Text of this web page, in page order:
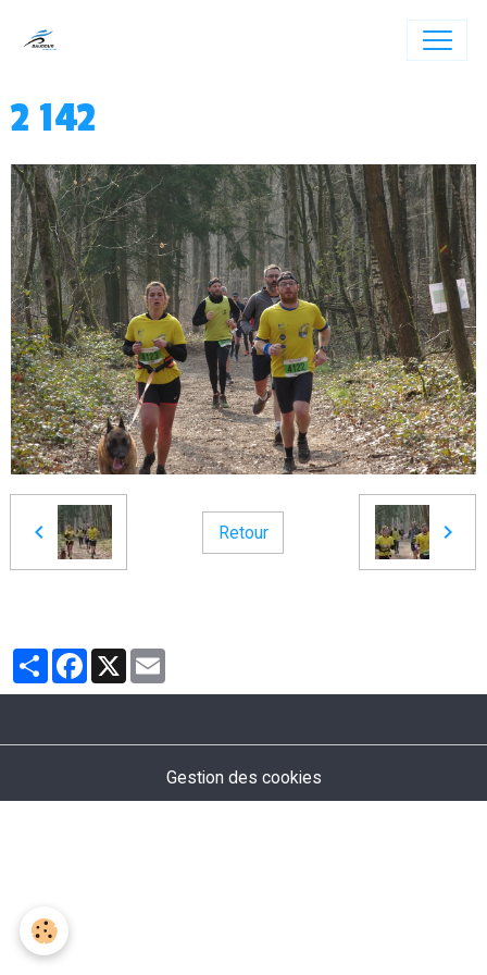
2 142
Retour
PartagerFacebook
X
Gestion des cookies